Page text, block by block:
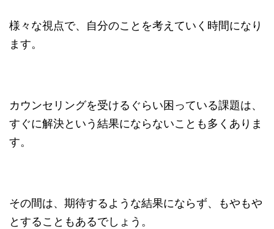
様々な視点で、自分のことを考えていく時間になり
ます。
カウンセリングを受けるぐらい困っている課題は、
すぐに解決という結果にならないことも多くありま
す。
その間は、期待するような結果にならず、もやもや
とすることもあるでしょう。